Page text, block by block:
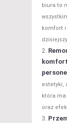
biura to
komfort i
estetyki,
która
oraz